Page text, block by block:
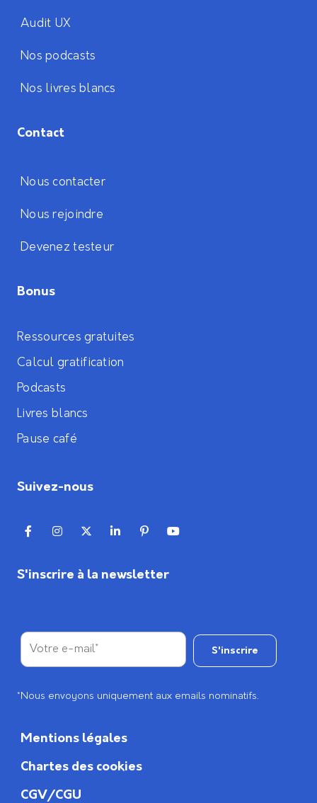
Audit UX
Nos podcasts
Nos livres blancs
Contact
Nous contacter
Nous rejoindre
Devenez testeur
Bonus
Ressources gratuites
Calcul gratification
Podcasts
Livres blancs
Pause café
Suivez-nous
S'inscrire à la newsletter
*Nous envoyons uniquement aux emails nominatifs.
Mentions légales
Chartes des cookies
CGV/CGU